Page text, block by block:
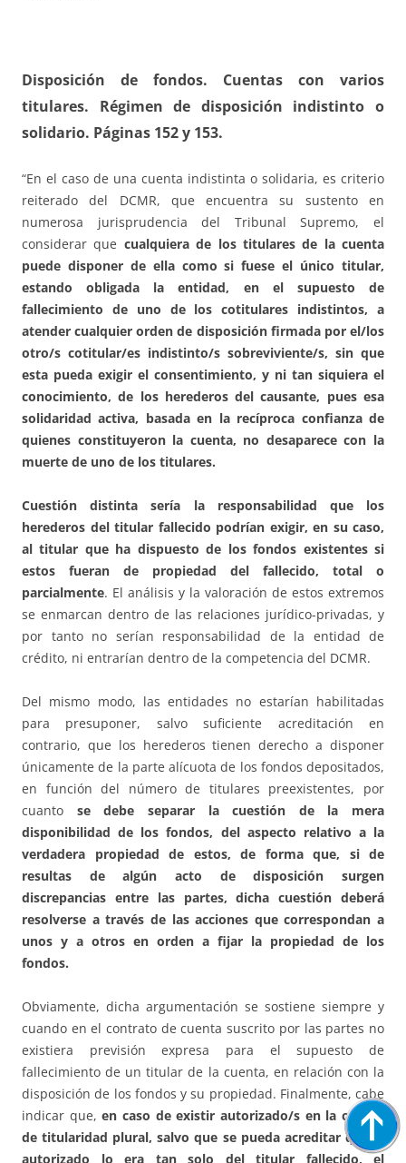
Disposición de fondos. Cuentas con varios
titulares. Régimen de disposición indistinto o
solidario. Páginas 152 y 153.
“En el caso de una cuenta indistinta o solidaria, es criterio
reiterado del DCMR, que encuentra su sustento en
numerosa jurisprudencia del Tribunal Supremo, el
considerar que cualquiera de los titulares de la cuenta
puede disponer de ella como si fuese el único titular,
estando obligada la entidad, en el supuesto de
fallecimiento de uno de los cotitulares indistintos, a
atender cualquier orden de disposición firmada por el/los
otro/s cotitular/es indistinto/s sobreviviente/s, sin que
esta pueda exigir el consentimiento, y ni tan siquiera el
conocimiento, de los herederos del causante, pues esa
solidaridad activa, basada en la recíproca confianza de
quienes constituyeron la cuenta, no desaparece con la
muerte de uno de los titulares.
Cuestión distinta sería la responsabilidad que los
herederos del titular fallecido podrían exigir, en su caso,
al titular que ha dispuesto de los fondos existentes si
estos fueran de propiedad del fallecido, total o
parcialmente. El análisis y la valoración de estos extremos
se enmarcan dentro de las relaciones jurídico-privadas, y
por tanto no serían responsabilidad de la entidad de
crédito, ni entrarían dentro de la competencia del DCMR.
Del mismo modo, las entidades no estarían habilitadas
para presuponer, salvo suficiente acreditación en
contrario, que los herederos tienen derecho a disponer
únicamente de la parte alícuota de los fondos depositados,
en función del número de titulares preexistentes, por
cuanto se debe separar la cuestión de la mera
disponibilidad de los fondos, del aspecto relativo a la
verdadera propiedad de estos, de forma que, si de
resultas de algún acto de disposición surgen
discrepancias entre las partes, dicha cuestión deberá
resolverse a través de las acciones que correspondan a
unos y a otros en orden a fijar la propiedad de los
fondos.
Obviamente, dicha argumentación se sostiene siempre y
cuando en el contrato de cuenta suscrito por las partes no
existiera previsión expresa para el supuesto de
fallecimiento de un titular de la cuenta, en relación con la
disposición de los fondos y su propiedad. Finalmente, cabe
indicar que,en caso de existir autorizado/s en la cuenta
de titularidad plural, salvo que se pueda acreditar que el
autorizado lo era tan solo del titular fallecido, el